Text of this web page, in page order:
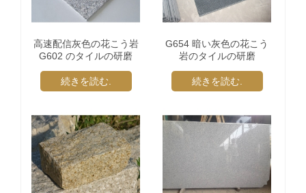
高速配信灰色の花こう岩
G602 のタイルの研磨
続きを読む.
G654 暗い灰色の花こう
岩のタイルの研磨
続きを読む.